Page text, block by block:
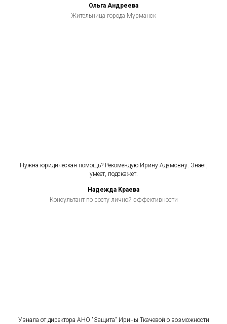
Ольга Андреева
Жительница города Мурманск
Нужна юридическая помощь? Рекомендую Ирину Адамовну. Знает,
умеет, подскажет.
Надежда Краева
Консультант по росту личной эффективности
Узнала от директора АНО "Защита" Ирины Ткачевой о возможности